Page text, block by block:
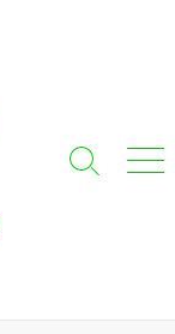
Search